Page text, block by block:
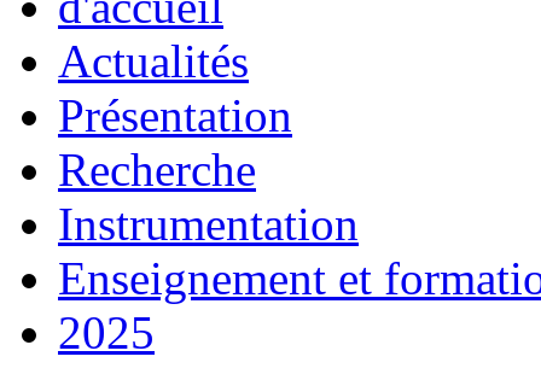
Actualités
Présentation
Recherche
Instrumentation
Enseignement et
2025